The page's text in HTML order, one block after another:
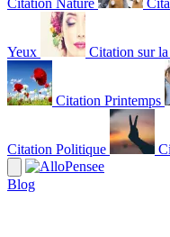
Yeux Citation sur
Citation Printemps
Citation Politique
Blog